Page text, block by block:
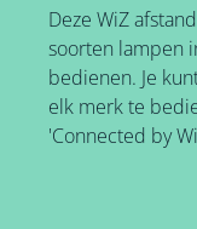
Deze WiZ
soorten lampen
bedienen. Je
elk merk te
'Connected by